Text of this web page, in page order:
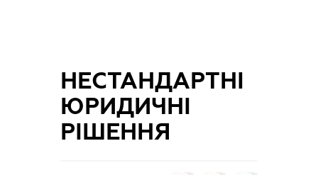
НЕСТАНДАРТНІ
ЮРИДИЧНІ
РІШЕННЯ